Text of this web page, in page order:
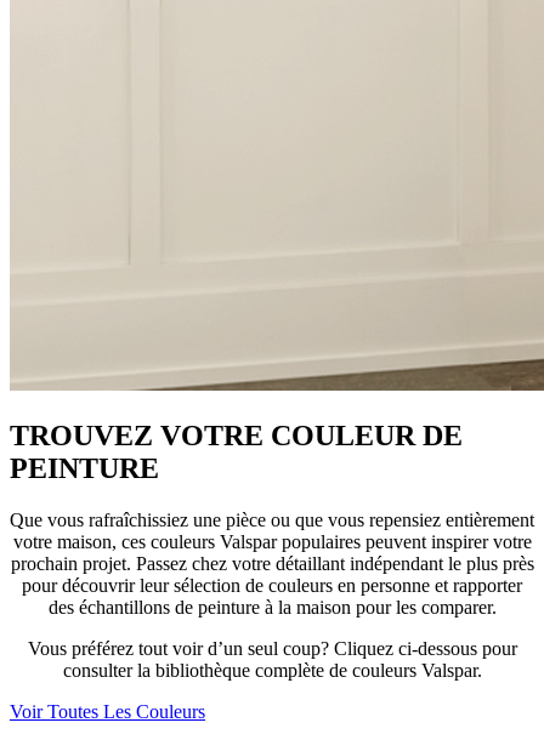
TROUVEZ VOTRE COULEUR DE
PEINTURE
Que vous rafraîchissiez une pièce ou que vous repensiez entièrement
votre maison, ces couleurs Valspar populaires peuvent inspirer votre
prochain projet. Passez chez votre détaillant indépendant le plus près
pour découvrir leur sélection de couleurs en personne et rapporter
des échantillons de peinture à la maison pour les comparer.
Vous préférez tout voir d’un seul coup? Cliquez ci-dessous pour
consulter la bibliothèque complète de couleurs Valspar.
Voir Toutes Les Couleurs